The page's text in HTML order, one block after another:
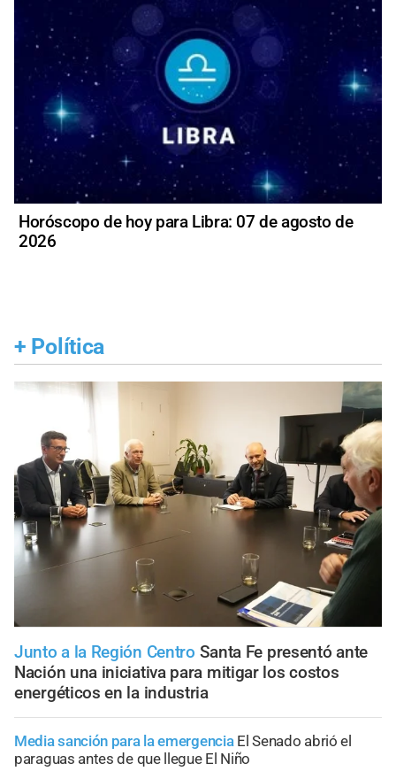
Horóscopo de hoy para Libra: 07 de agosto de
2026
+ Política
Junto a la Región Centro Santa Fe presentó ante
Nación una iniciativa para mitigar los costos
energéticos en la industria
Media sanción para la emergencia El Senado abrió el
paraguas antes de que llegue El Niño